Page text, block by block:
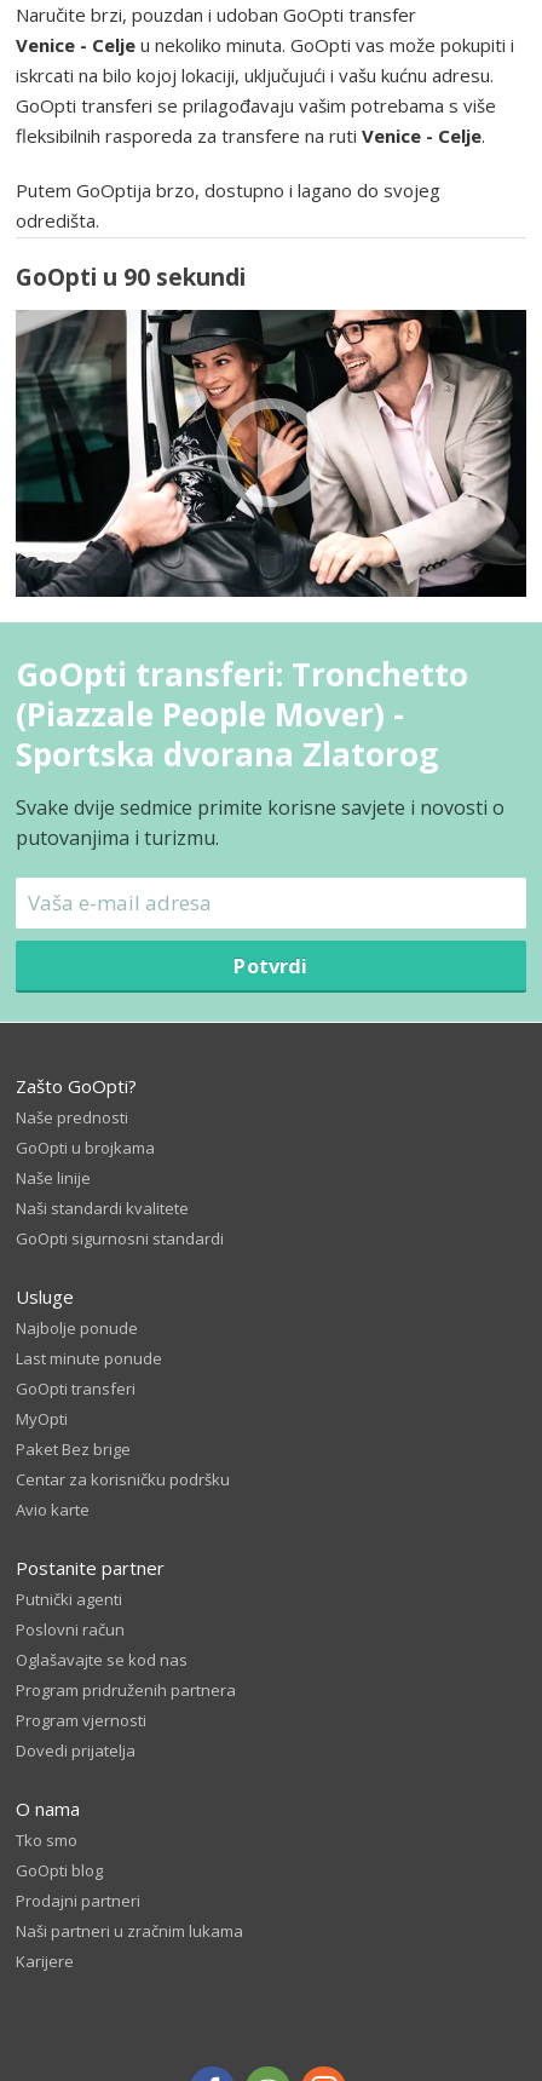
Naručite brzi, pouzdan i udoban GoOpti transfer
Venice - Celje u nekoliko minuta. GoOpti vas može pokupiti i
iskrcati na bilo kojoj lokaciji, uključujući i vašu kućnu adresu.
GoOpti transferi se prilagođavaju vašim potrebama s više
fleksibilnih rasporeda za transfere na rutiVenice - Celje.
Putem GoOptija brzo, dostupno i lagano do svojeg
odredišta.
GoOpti u 90 sekundi
GoOpti transferi: Tronchetto
(Piazzale People Mover) -
Sportska dvorana Zlatorog
Svake dvije sedmice primite korisne savjete i novosti o
putovanjima i turizmu.
Potvrdi
Zašto GoOpti?
Naše prednosti
GoOpti u brojkama
Naše linije
Naši standardi kvalitete
GoOpti sigurnosni standardi
Usluge
Najbolje ponude
Last minute ponude
GoOpti transferi
MyOpti
Paket Bez brige
Centar za korisničku podršku
Avio karte
Postanite partner
Putnički agenti
Poslovni račun
Oglašavajte se kod nas
Program pridruženih partnera
Program vjernosti
Dovedi prijatelja
O nama
Tko smo
GoOpti blog
Prodajni partneri
Naši partneri u zračnim lukama
Karijere